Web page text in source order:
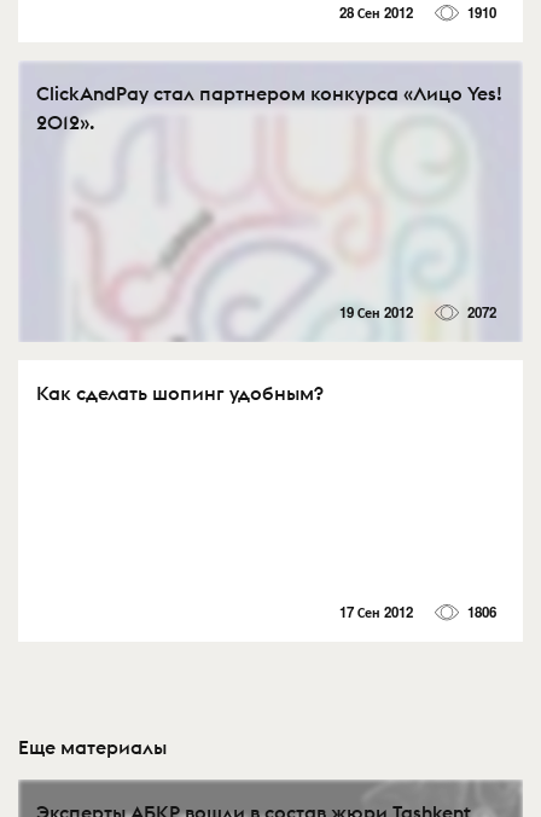
28 Сен 2012 1910
ClickAndPay стал партнером конкурса «Лицо Yes!
2012».
19 Сен 2012 2072
Как сделать шопинг удобным?
17 Сен 2012 1806
Еще материалы
Эксперты АБКР вошли в состав жюри Tashkent